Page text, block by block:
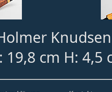
19,8 cm H: 4,5